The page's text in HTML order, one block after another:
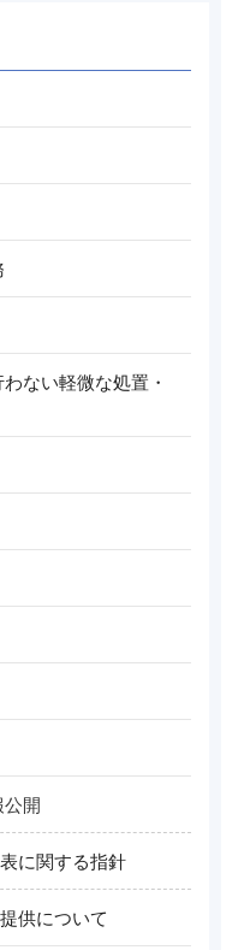
ない軽微な処置・
開
に関する指針
供について